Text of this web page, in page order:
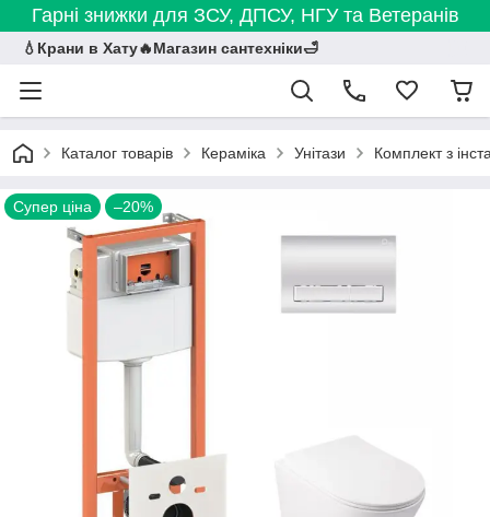
Гарні знижки для ЗСУ, ДПСУ, НГУ та Ветеранів
💧Крани в Хату🔥Магазин сантехніки🛁
Каталог товарів Кераміка Унітази Комплект з
Супер ціна –20%